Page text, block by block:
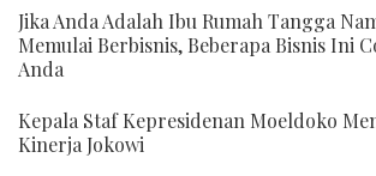
Jika Anda Adalah Ibu Rumah Tangga
Memulai Berbisnis, Beberapa Bisnis Ini
Anda
Kepala Staf Kepresidenan Moeldoko
Kinerja Jokowi